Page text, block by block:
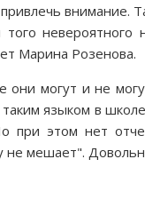
внимание.
невероятного
Марина Розенова.
они могут и не
языком в
этом нет
мешает".